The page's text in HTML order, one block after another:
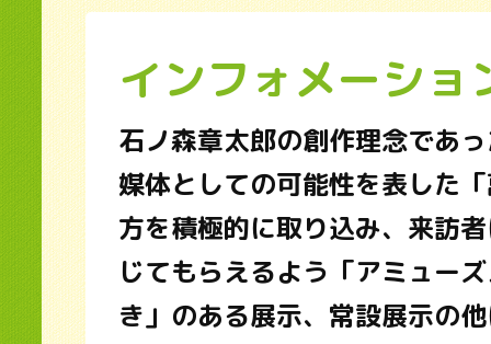
インフォメーショ
石ノ森章太郎の創作理念であ
媒体としての可能性を表した
方を積極的に取り込み、来訪
じてもらえるよう「アミュー
き」のある展示、常設展示の